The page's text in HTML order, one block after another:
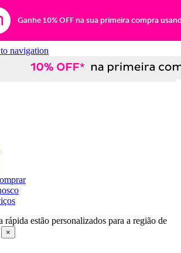
Ganhe 10% OFF na sua primeira compra
navigation
rápida estão personalizados para a região de
×